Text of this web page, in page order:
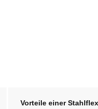
Vorteile einer Stahlflex